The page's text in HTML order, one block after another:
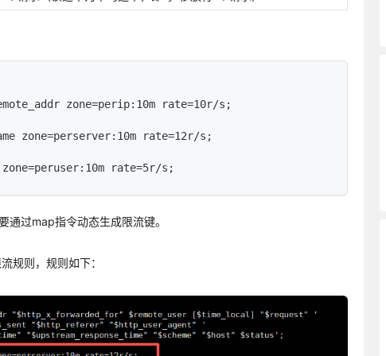
zone=perip:10m rate=10r/s;
zone=perserver:10m rate=12r/s;
rate=5r/s;
通过map指令动态生成限流键。
规则，规则如下：